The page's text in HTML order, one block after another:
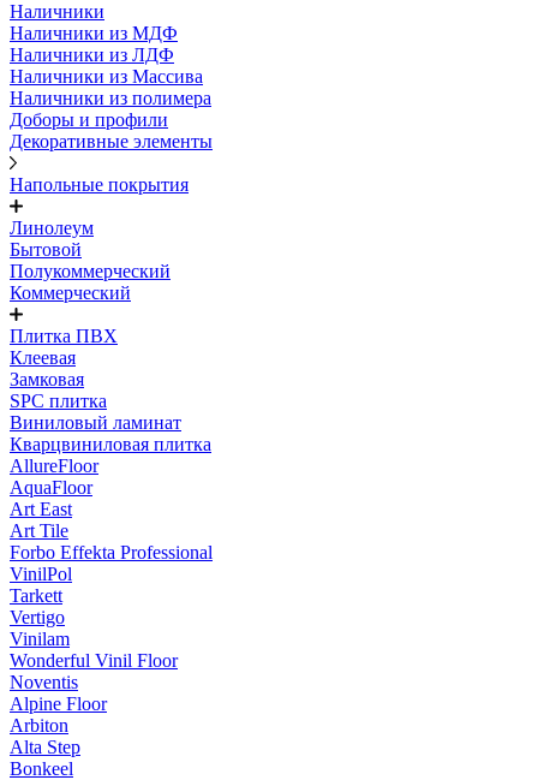
Наличники
Наличники из МДФ
Наличники из ЛДФ
Наличники из Массива
Наличники из полимера
Доборы и профили
Декоративные элементы
Напольные покрытия
Линолеум
Бытовой
Полукоммерческий
Коммерческий
Плитка ПВХ
Клеевая
Замковая
SPC плитка
Виниловый ламинат
Кварцвиниловая плитка
AllureFloor
AquaFloor
Art East
Art Tile
Forbo Effekta Professional
VinilPol
Tarkett
Vertigo
Vinilam
Wonderful Vinil Floor
Noventis
Alpine Floor
Arbiton
Alta Step
Bonkeel